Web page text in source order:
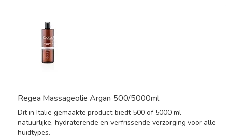
Regea Massageolie Argan 500/5000ml
Dit in Italië gemaakte product biedt 500 of 5000 ml
natuurlijke, hydraterende en verfrissende verzorging voor alle
huidtypes.